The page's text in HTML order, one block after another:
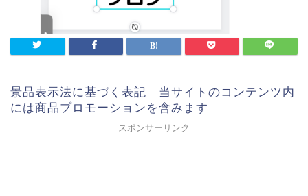
景品表示法に基づく表記 当サイトのコンテンツ内
には商品プロモーションを含みます
スポンサーリンク